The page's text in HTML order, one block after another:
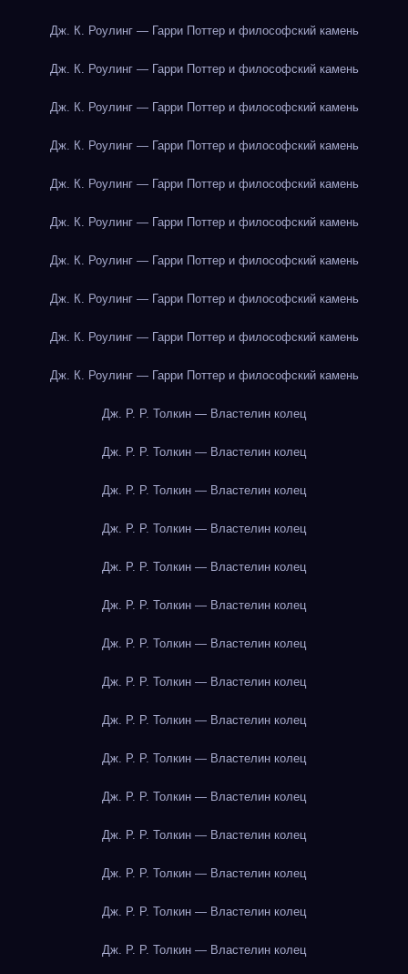
Дж. К. Роулинг — Гарри Поттер и философский камень
Дж. К. Роулинг — Гарри Поттер и философский камень
Дж. К. Роулинг — Гарри Поттер и философский камень
Дж. К. Роулинг — Гарри Поттер и философский камень
Дж. К. Роулинг — Гарри Поттер и философский камень
Дж. К. Роулинг — Гарри Поттер и философский камень
Дж. К. Роулинг — Гарри Поттер и философский камень
Дж. К. Роулинг — Гарри Поттер и философский камень
Дж. К. Роулинг — Гарри Поттер и философский камень
Дж. К. Роулинг — Гарри Поттер и философский камень
Дж. Р. Р. Толкин — Властелин колец
Дж. Р. Р. Толкин — Властелин колец
Дж. Р. Р. Толкин — Властелин колец
Дж. Р. Р. Толкин — Властелин колец
Дж. Р. Р. Толкин — Властелин колец
Дж. Р. Р. Толкин — Властелин колец
Дж. Р. Р. Толкин — Властелин колец
Дж. Р. Р. Толкин — Властелин колец
Дж. Р. Р. Толкин — Властелин колец
Дж. Р. Р. Толкин — Властелин колец
Дж. Р. Р. Толкин — Властелин колец
Дж. Р. Р. Толкин — Властелин колец
Дж. Р. Р. Толкин — Властелин колец
Дж. Р. Р. Толкин — Властелин колец
Дж. Р. Р. Толкин — Властелин колец